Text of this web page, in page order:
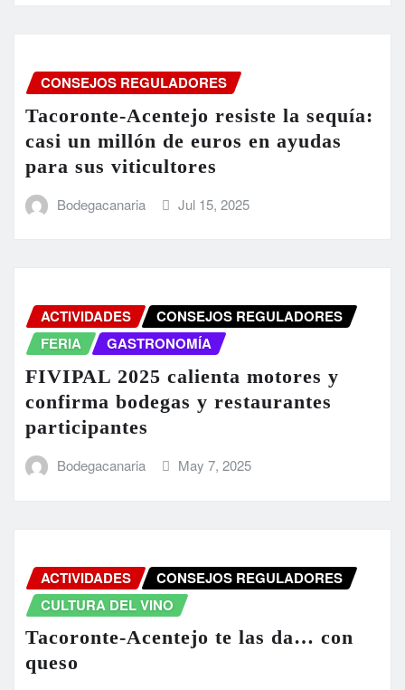
CONSEJOS REGULADORES
Tacoronte-Acentejo resiste la sequía:
casi un millón de euros en ayudas
para sus viticultores
Bodegacanaria Jul 15, 2025
ACTIVIDADES
CONSEJOS REGULADORES
FERIA
GASTRONOMÍA
FIVIPAL 2025 calienta motores y
confirma bodegas y restaurantes
participantes
Bodegacanaria May 7, 2025
ACTIVIDADES
CONSEJOS REGULADORES
CULTURA DEL VINO
Tacoronte-Acentejo te las da… con
queso